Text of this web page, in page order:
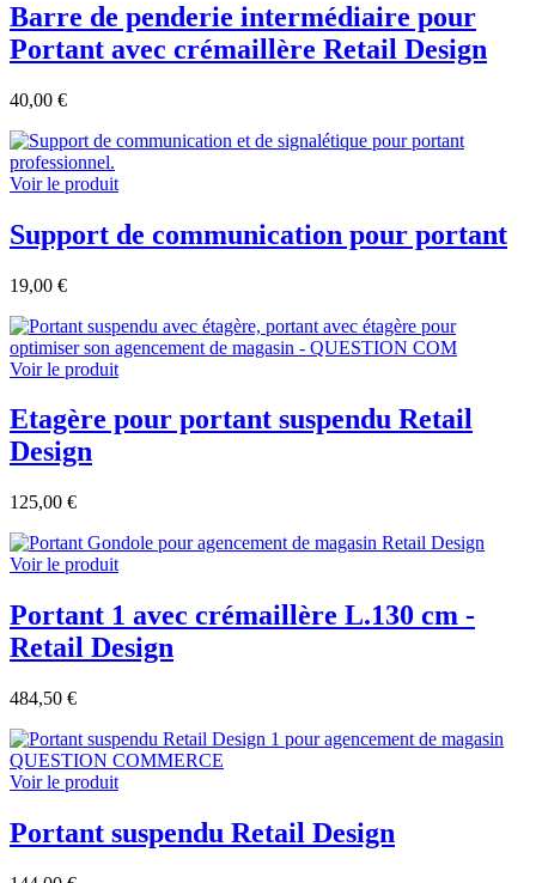
Barre de penderie intermédiaire pour
Portant avec crémaillère Retail Design
40,00 €
Voir le produit
Support de communication pour portant
19,00 €
Voir le produit
Etagère pour portant suspendu Retail
Design
125,00 €
Voir le produit
Portant 1 avec crémaillère L.130 cm -
Retail Design
484,50 €
Voir le produit
Portant suspendu Retail Design